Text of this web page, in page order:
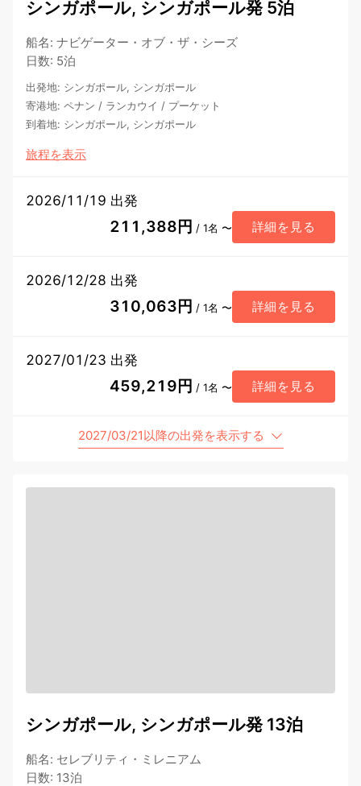
シンガポール, シンガポール発 5泊
船名: ナビゲーター・オブ・ザ・シーズ
日数: 5泊
出発地: シンガポール, シンガポール
寄港地: ペナン / ランカウイ / プーケット
到着地: シンガポール, シンガポール
旅程を表示
2026/11/19 出発
211,388円 / 1名 〜 詳細を見る
2026/12/28 出発
310,063円 / 1名 〜 詳細を見る
2027/01/23 出発
459,219円 / 1名 〜 詳細を見る
2027/03/21以降の出発を表示する
シンガポール, シンガポール発 13泊
船名: セレブリティ・ミレニアム
日数: 13泊